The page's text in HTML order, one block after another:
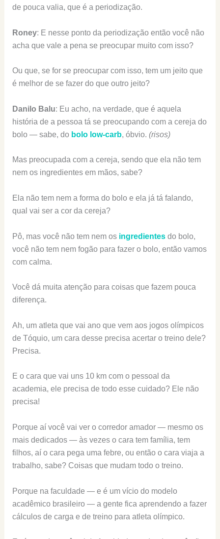
de pouca valia, que é a periodização.
Roney: E nesse ponto da periodização então você não
acha que vale a pena se preocupar muito com isso?
Ou que, se for se preocupar com isso, tem um jeito que
é melhor de se fazer do que outro jeito?
Danilo Balu: Eu acho, na verdade, que é aquela
história de a pessoa tá se preocupando com a cereja do
bolo — sabe, do bolo low-carb, óbvio. (risos)
Mas preocupada com a cereja, sendo que ela não tem
nem os ingredientes em mãos, sabe?
Ela não tem nem a forma do bolo e ela já tá falando,
qual vai ser a cor da cereja?
Pô, mas você não tem nem os ingredientesdo bolo,
você não tem nem fogão para fazer o bolo, então vamos
com calma.
Você dá muita atenção para coisas que fazem pouca
diferença.
Ah, um atleta que vai ano que vem aos jogos olímpicos
de Tóquio, um cara desse precisa acertar o treino dele?
Precisa.
E o cara que vai uns 10 km com o pessoal da
academia, ele precisa de todo esse cuidado? Ele não
precisa!
Porque aí você vai ver o corredor amador — mesmo os
mais dedicados — às vezes o cara tem família, tem
filhos, aí o cara pega uma febre, ou então o cara viaja a
trabalho, sabe? Coisas que mudam todo o treino.
Porque na faculdade — e é um vício do modelo
acadêmico brasileiro — a gente fica aprendendo a fazer
cálculos de carga e de treino para atleta olímpico.